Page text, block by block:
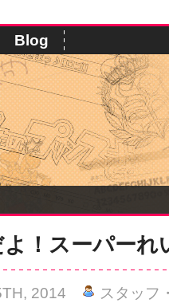
Blog
！スーパーれ
2014 スタッフ